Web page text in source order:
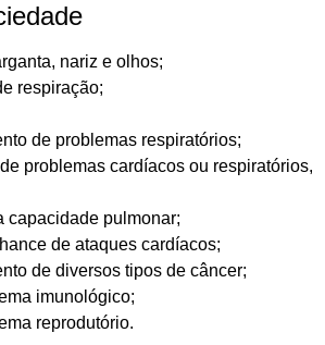
nariz e olhos;
respiração;
de problemas respiratórios;
problemas cardíacos ou respiratórios,
capacidade pulmonar;
de ataques cardíacos;
de diversos tipos de câncer;
imunológico;
reprodutório.